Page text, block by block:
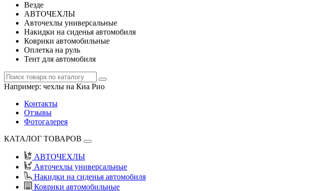
Везде
АВТОЧЕХЛЫ
Авточехлы универсальные
Накидки на сиденья автомобиля
Коврики автомобильные
Оплетка на руль
Тент для автомобиля
Например: чехлы на Киа Рио
Контакты
Отзывы
Фотогалерея
КАТАЛОГ ТОВАРОВ
АВТОЧЕХЛЫ
Авточехлы универсальные
Накидки на сиденья автомобиля
Коврики автомобильные